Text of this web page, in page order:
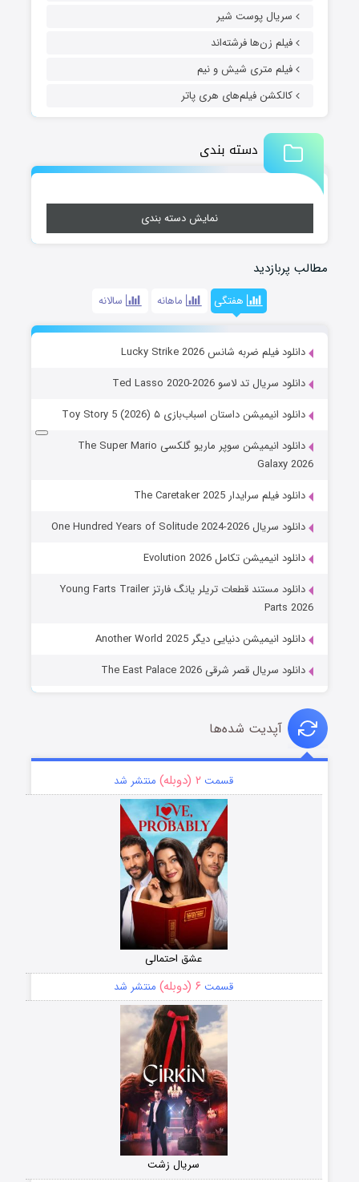
سریال پوست شیر
فیلم زن‌ها فرشته‌اند
فیلم متری شیش و نیم
کالکشن فیلم‌های هری پاتر
دسته بندی
نمایش دسته بندی
مطالب پربازدید
هفتگی ماهانه سالانه
دانلود فیلم ضربه شانس Lucky Strike 2026
دانلود سریال تد لاسو Ted Lasso 2020-2026
دانلود انیمیشن داستان اسباب‌بازی ۵ Toy Story 5 (2026)
دانلود انیمیشن سوپر ماریو گلکسی The Super Mario
Galaxy 2026
دانلود فیلم سرایدار The Caretaker 2025
دانلود سریال One Hundred Years of Solitude 2024-2026
دانلود انیمیشن تکامل Evolution 2026
دانلود مستند قطعات تریلر یانگ فارتز Young Farts Trailer
Parts 2026
دانلود انیمیشن دنیایی دیگر Another World 2025
دانلود سریال قصر شرقی The East Palace 2026
آپدیت شده‌ها
قسمت ۲ (دوبله) منتشر شد
عشق احتمالی
قسمت ۶ (دوبله) منتشر شد
سریال زشت